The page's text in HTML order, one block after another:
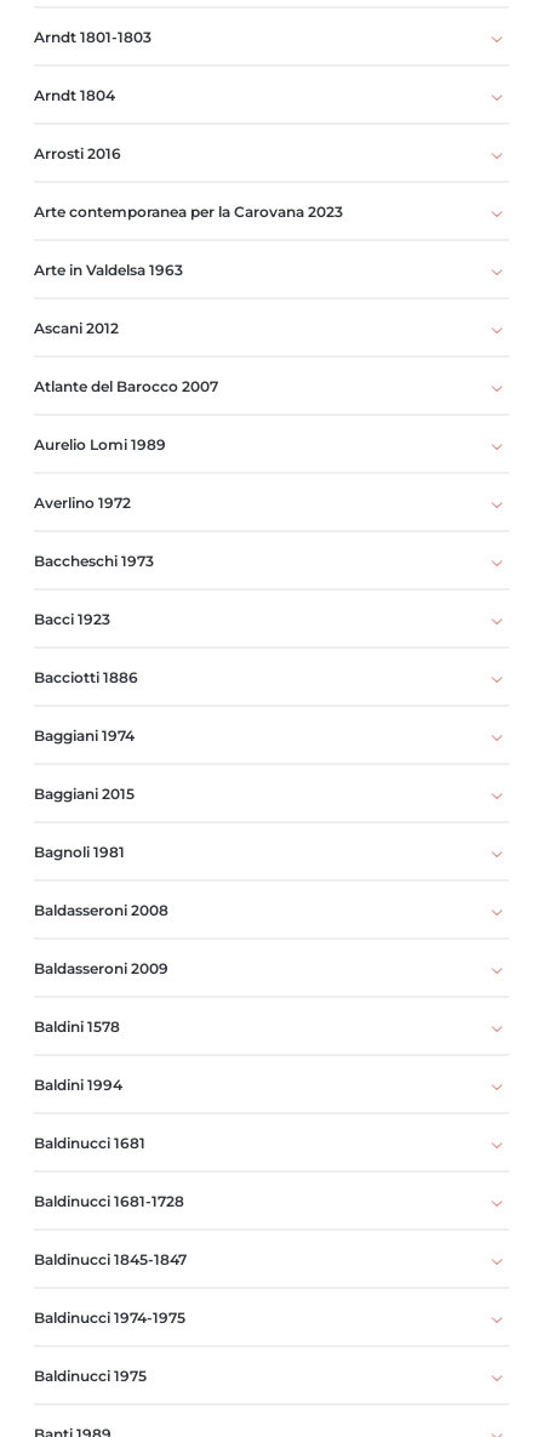
Arndt 1801-1803
Arndt 1804
Arrosti 2016
Arte contemporanea per la Carovana 2023
Arte in Valdelsa 1963
Ascani 2012
Atlante del Barocco 2007
Aurelio Lomi 1989
Averlino 1972
Baccheschi 1973
Bacci 1923
Bacciotti 1886
Baggiani 1974
Baggiani 2015
Bagnoli 1981
Baldasseroni 2008
Baldasseroni 2009
Baldini 1578
Baldini 1994
Baldinucci 1681
Baldinucci 1681-1728
Baldinucci 1845-1847
Baldinucci 1974-1975
Baldinucci 1975